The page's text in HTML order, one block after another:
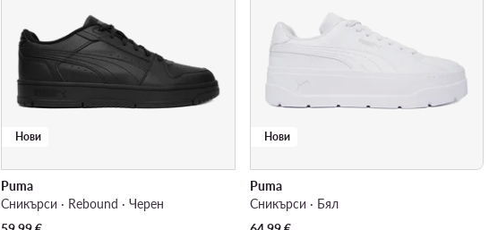
Нови
Puma
Сникърси · Rebound · Черен
Нови
Puma
Сникърси · Бял